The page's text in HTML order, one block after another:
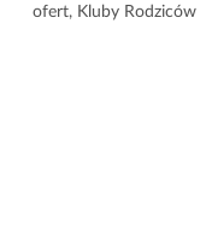
ofert, Kluby Rodziców